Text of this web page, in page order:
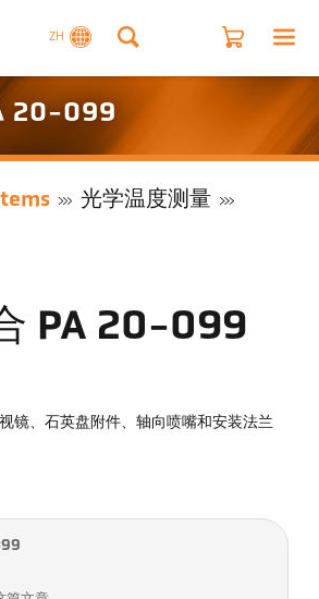
ZH
20-099
光学温度测量
PA 20-099
镜、石英盘附件、轴向喷嘴和安装法兰